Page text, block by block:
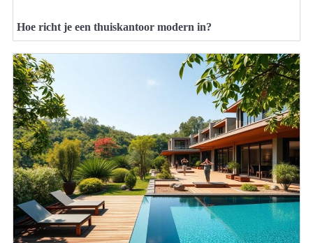
Hoe richt je een thuiskantoor modern in?